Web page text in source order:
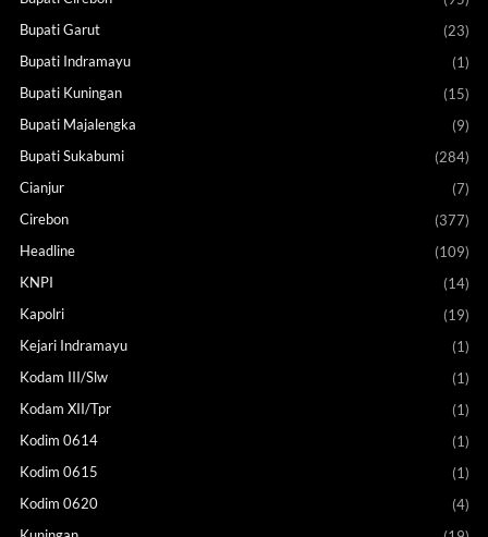
Bupati Garut
(23)
Bupati Indramayu
(1)
Bupati Kuningan
(15)
Bupati Majalengka
(9)
Bupati Sukabumi
(284)
Cianjur
(7)
Cirebon
(377)
Headline
(109)
KNPI
(14)
Kapolri
(19)
Kejari Indramayu
(1)
Kodam III/Slw
(1)
Kodam XII/Tpr
(1)
Kodim 0614
(1)
Kodim 0615
(1)
Kodim 0620
(4)